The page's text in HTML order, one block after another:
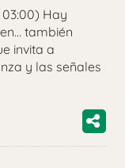
Hay
también
invita a
y las señales